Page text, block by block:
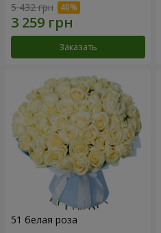
5 432 грн
Заказать
51 белая роза